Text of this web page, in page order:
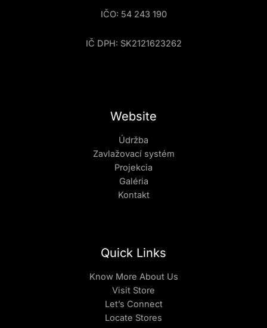
IČO: 54 243 190
IČ DPH: SK2121623262
Website
Údržba
Zavlažovací systém
Projekcia
Galéria
Kontakt
Quick Links
Know More About Us
Visit Store
Let’s Connect
Locate Stores